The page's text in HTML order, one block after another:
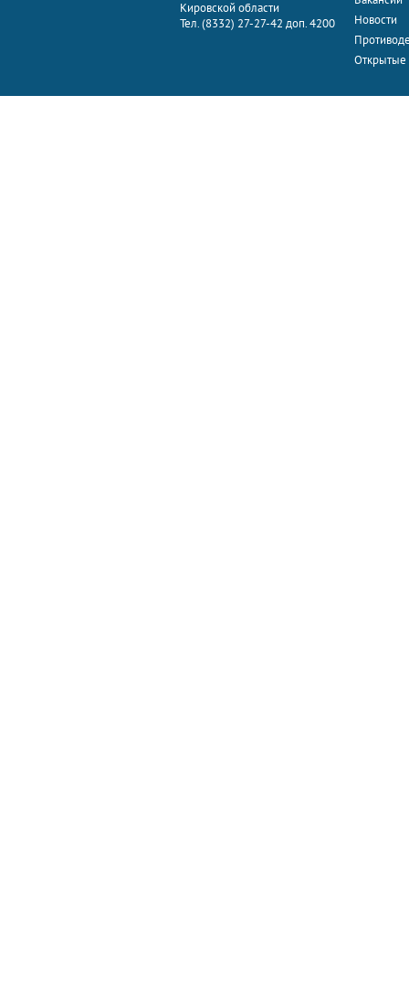
Кировской области
Тел. (8332) 27-27-42 доп. 4200
Новости